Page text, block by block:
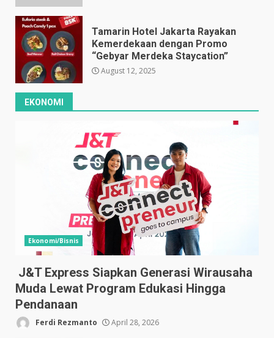
Tamarin Hotel Jakarta Rayakan
Kemerdekaan dengan Promo
“Gebyar Merdeka Staycation”
August 12, 2025
EKONOMI
Ekonomi/Bisnis
J&T Express Siapkan Generasi Wirausaha
Muda Lewat Program Edukasi Hingga
Pendanaan
Ferdi Rezmanto April 28, 2026